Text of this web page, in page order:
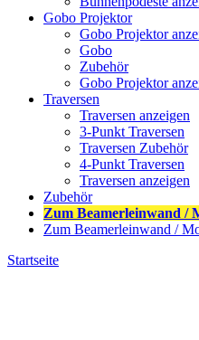
Gobo Projektor
Gobo Projektor
Gobo
Zubehör
Gobo Projektor
Traversen
Traversen anzeigen
3-Punkt Traversen
Traversen Zubehör
4-Punkt Traversen
Traversen anzeigen
Zubehör
Zum Beamerleinwand /
Zum Beamerleinwand /
Startseite